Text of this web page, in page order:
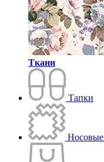
Ткани
Тапки
Носовые